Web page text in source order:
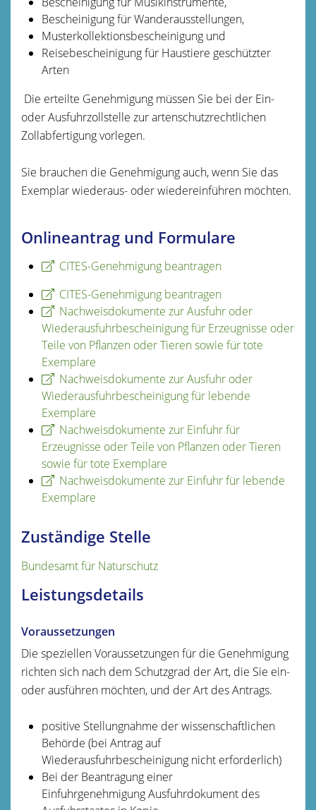
Bescheinigung für Wanderausstellungen,
Musterkollektionsbescheinigung und
Reisebescheinigung für Haustiere geschützter
Arten
Die erteilte Genehmigung müssen Sie bei der Ein-
oder Ausfuhrzollstelle zur artenschutzrechtlichen
Zollabfertigung vorlegen.
Sie brauchen die Genehmigung auch, wenn Sie das
Exemplar wiederaus- oder wiedereinführen möchten.
Onlineantrag und Formulare
CITES-Genehmigung beantragen
CITES-Genehmigung beantragen
Nachweisdokumente zur Ausfuhr oder
Wiederausfuhrbescheinigung für Erzeugnisse oder
Teile von Pflanzen oder Tieren sowie für tote
Exemplare
Nachweisdokumente zur Ausfuhr oder
Wiederausfuhrbescheinigung für lebende
Exemplare
Nachweisdokumente zur Einfuhr für
Erzeugnisse oder Teile von Pflanzen oder Tieren
sowie für tote Exemplare
Nachweisdokumente zur Einfuhr für lebende
Exemplare
Zuständige Stelle
Bundesamt für Naturschutz
Leistungsdetails
Voraussetzungen
Die speziellen Voraussetzungen für die Genehmigung
richten sich nach dem Schutzgrad der Art, die Sie ein-
oder ausführen möchten, und der Art des Antrags.
positive Stellungnahme der wissenschaftlichen
Behörde (bei Antrag auf
Wiederausfuhrbescheinigung nicht erforderlich)
Bei der Beantragung einer
Einfuhrgenehmigung Ausfuhrdokument des